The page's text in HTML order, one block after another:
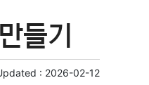
들기
: 2026-02-12